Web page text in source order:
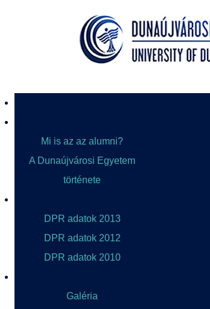
Mi is az az alumni?
A Dunaújvárosi Egyetem
története
DPR adatok 2013
DPR adatok 2012
DPR adatok 2010
Galéria